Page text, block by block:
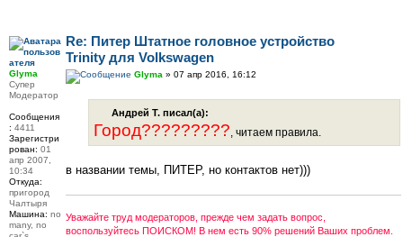
Re: Питер Штатное головное устройство
Trinity для Volkswagen
Glyma » 07 апр 2016, 16:12
Андрей Т. писал(а):
Город?????????, читаем правила.
в названии темы, ПИТЕР, но контактов нет)))
Уважайте труд модераторов, прежде чем задать вопрос,
воспользуйтесь ПОИСКОМ! В нем есть 90% решений Ваших проблем.
Glyma
Супер
Модератор
Сообщения
: 4411
Зарегистри
рован: 01
апр 2007,
10:34
Откуда:
пригород
Чалтыря
Машина: no
many, no